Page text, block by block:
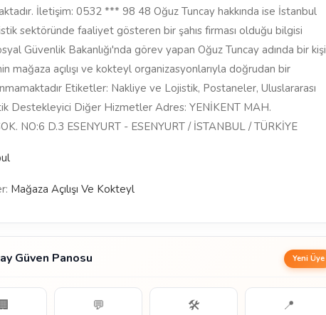
İletişim: 0532 *** 98 48 Oğuz Tuncay hakkında ise İstanbul
sektöründe faaliyet gösteren bir şahıs firması olduğu bilgisi
Güvenlik Bakanlığı'nda görev yapan Oğuz Tuncay adında bir kişi
mağaza açılışı ve kokteyl organizasyonlarıyla doğrudan bir
Etiketler: Nakliye ve Lojistik, Postaneler, Uluslararası
Destekleyici Diğer Hizmetler Adres: YENİKENT MAH.
NO:6 D.3 ESENYURT - ESENYURT / İSTANBUL / TÜRKİYE
Mağaza Açılışı Ve Kokteyl
Güven Panosu Yeni Üye
💬 🛠️ 📍